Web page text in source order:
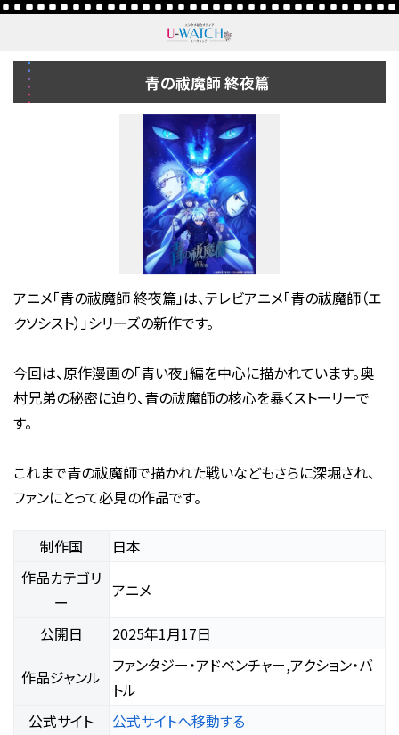
青の祓魔師 終夜篇
アニメ「青の祓魔師 終夜篇」は、テレビアニメ「青の祓魔師（エ
クソシスト）」シリーズの新作です。
今回は、原作漫画の「青い夜」編を中心に描かれています。奥
村兄弟の秘密に迫り、青の祓魔師の核心を暴くストーリーで
す。
これまで青の祓魔師で描かれた戦いなどもさらに深堀され、
ファンにとって必見の作品です。
制作国
日本
作品カテゴリ
ー
アニメ
公開日 2025年1月17日
作品ジャンル
ファンタジー・アドベンチャー,アクション・バ
トル
公式サイト
公式サイトへ移動する